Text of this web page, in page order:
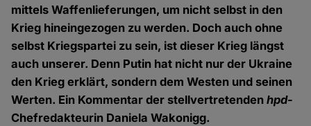
mittels Waffenlieferungen, um nicht selbst in den
Krieg hineingezogen zu werden. Doch auch ohne
selbst Kriegspartei zu sein, ist dieser Krieg längst
auch unserer. Denn Putin hat nicht nur der Ukraine
den Krieg erklärt, sondern dem Westen und seinen
Werten. Ein Kommentar der stellvertretendenhpd-
Chefredakteurin Daniela Wakonigg.